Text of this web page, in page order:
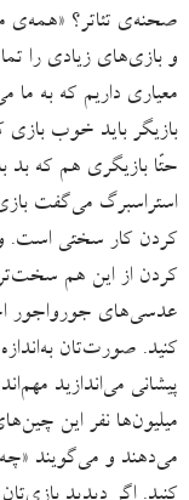
صحنه‌ی تئاتر؟ «همه‌ی
و بازی‌های زیادی را
معیاری داریم که به
بازیگر باید خوب بازی
حتّا بازیگری هم که بد
استراسبرگ می‌گفت
کردن کار سختی است.
کردن از این هم
عدسی‌های جورواجور
کنید. صورت‌تان
پیشانی می‌اندازید
میلیون‌ها نفر این
می‌دهند و می‌گویند